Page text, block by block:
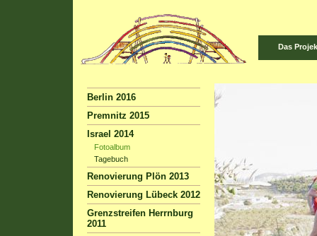
Das
Berlin 2016
Premnitz 2015
Israel 2014
Fotoalbum
Tagebuch
Renovierung Plön 2013
Renovierung Lübeck 2012
Grenzstreifen Herrnburg
2011